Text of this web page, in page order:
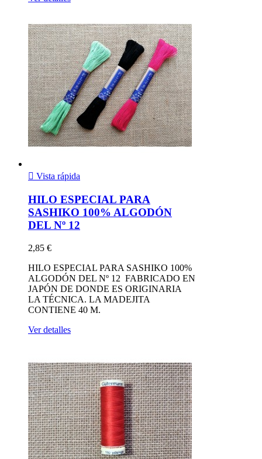
 Vista rápida
HILO ESPECIAL PARA
SASHIKO 100% ALGODÓN
DEL Nº 12
2,85 €
HILO ESPECIAL PARA SASHIKO 100%
ALGODÓN DEL Nº 12 FABRICADO EN
JAPÓN DE DONDE ES ORIGINARIA
LA TÉCNICA. LA MADEJITA
CONTIENE 40 M.
Ver detalles